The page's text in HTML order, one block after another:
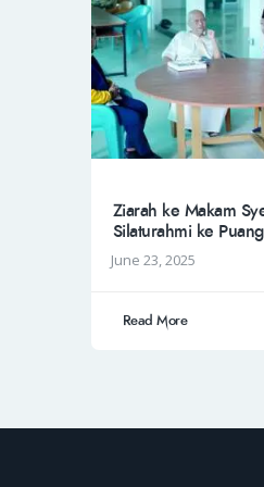
Ziarah ke Makam
Silaturahmi ke
June 23, 2025
Read More